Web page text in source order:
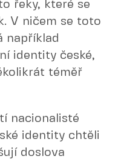
řeky, které se
V ničem se toto
například
identity české,
téměř
nacionalisté
identity chtěli
doslova